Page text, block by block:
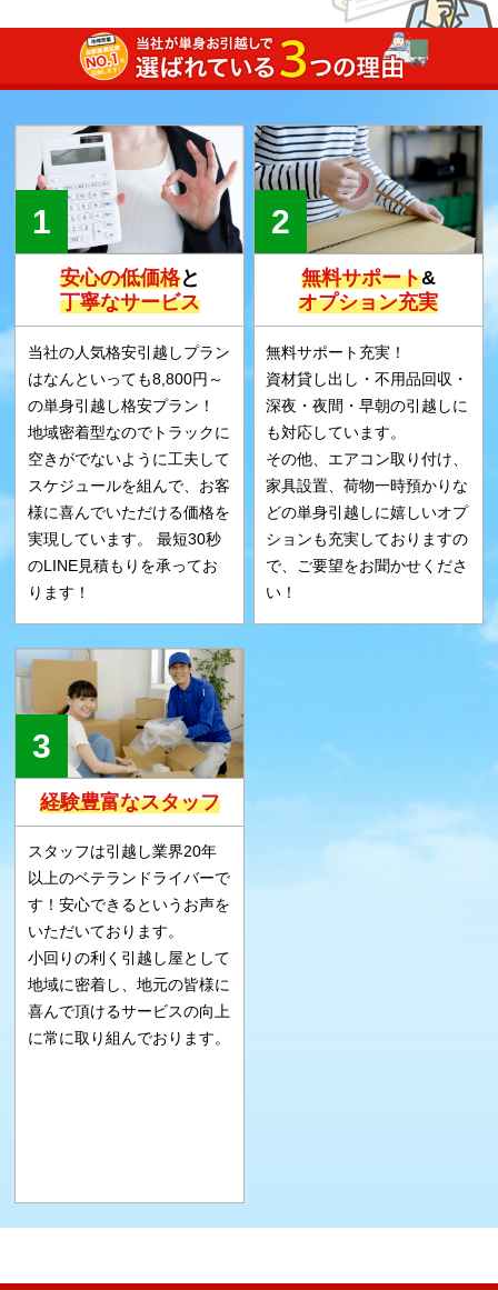
安心の低価格と
丁寧なサービス
当社の人気格安引越しプラン
はなんといっても8,800円～
の単身引越し格安プラン！
地域密着型なのでトラックに
空きがでないように工夫して
スケジュールを組んで、お客
様に喜んでいただける価格を
実現しています。 最短30秒
のLINE見積もりを承ってお
ります！
無料サポート&
オプション充実
無料サポート充実！
資材貸し出し・不用品回収・
深夜・夜間・早朝の引越しに
も対応しています。
その他、エアコン取り付け、
家具設置、荷物一時預かりな
どの単身引越しに嬉しいオプ
ションも充実しておりますの
で、ご要望をお聞かせくださ
い！
経験豊富なスタッフ
スタッフは引越し業界20年
以上のベテランドライバーで
す！安心できるというお声を
いただいております。
小回りの利く引越し屋として
地域に密着し、地元の皆様に
喜んで頂けるサービスの向上
に常に取り組んでおります。